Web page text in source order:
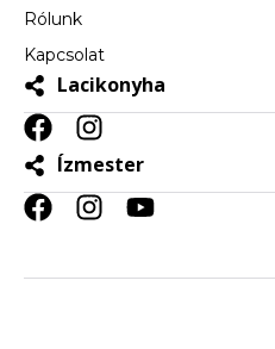
Rólunk
Kapcsolat
Lacikonyha
Ízmester